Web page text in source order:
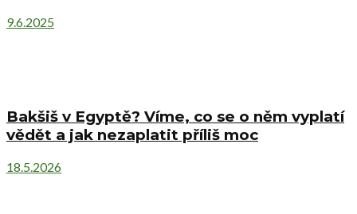
9.6.2025
Bakšiš v Egyptě? Víme, co se o něm vyplatí
vědět a jak nezaplatit příliš moc
18.5.2026